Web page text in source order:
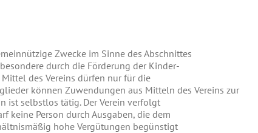
Zwecke im Sinne des Abschnittes
durch die Förderung der Kinder-
des Vereins dürfen nur für die
können Zuwendungen aus Mitteln des Vereins zur
ist selbstlos tätig. Der Verein verfolgt
keine Person durch Ausgaben, die dem
hohe Vergütungen begünstigt